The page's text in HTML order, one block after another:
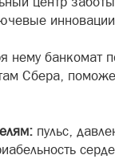
нему банкомат
Сбера,
пульс,